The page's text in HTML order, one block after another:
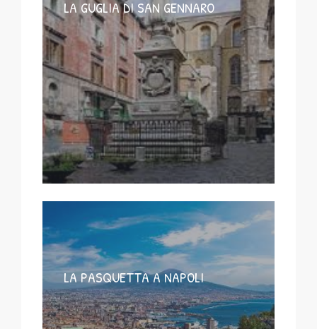
LA GUGLIA DI SAN GENNARO
LA PASQUETTA A NAPOLI